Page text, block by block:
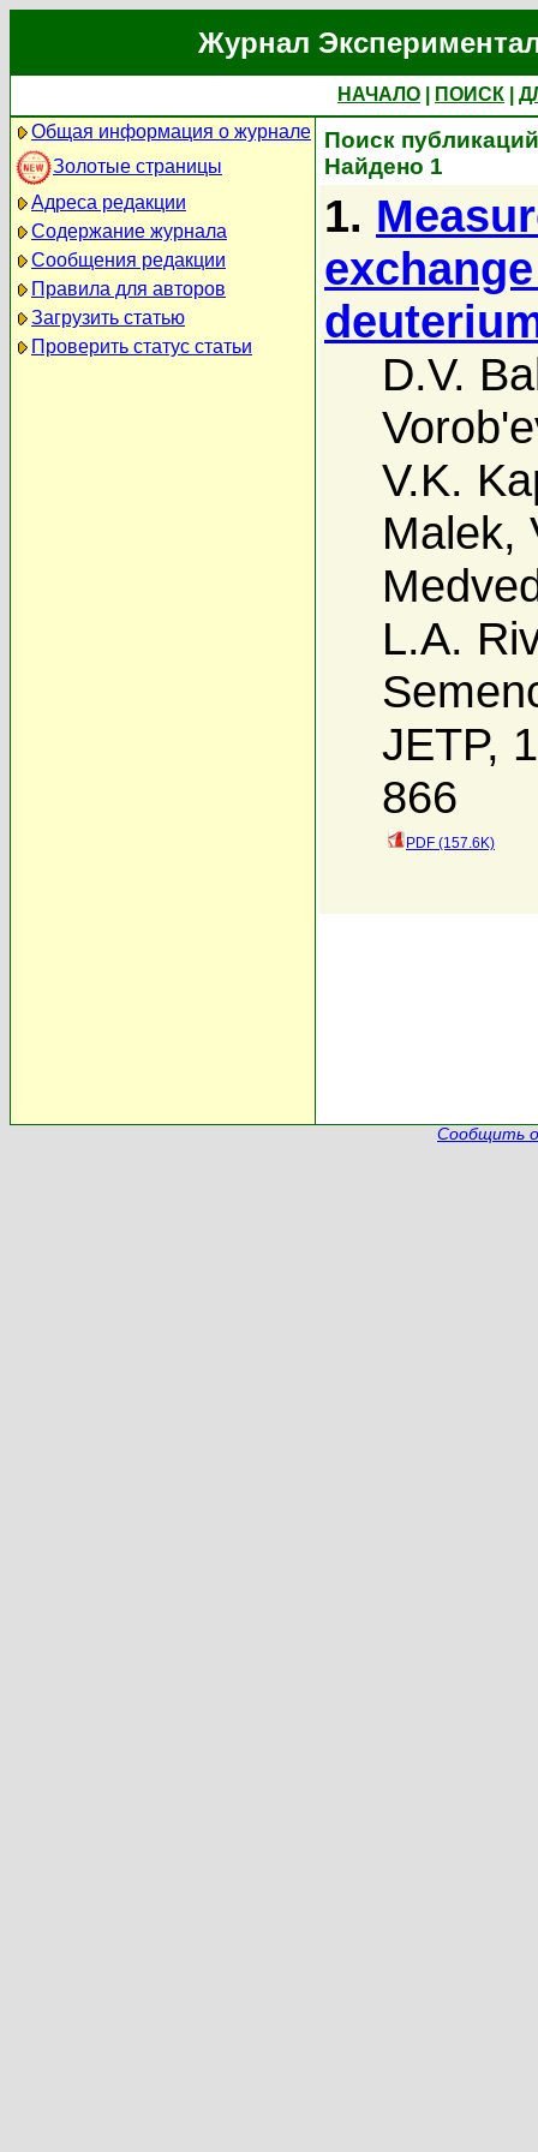
Журнал
НАЧАЛО ПОИСК
Общая информация о журнале
Золотые страницы
Адреса редакции
Содержание журнала
Сообщения редакции
Правила для авторов
Загрузить статью
Проверить статус статьи
Поиск
Найдено 1
1.
D.V.
V.K.
Malek,
L.A.
JETP,
866
PDF (157.6K)
Сообщить о